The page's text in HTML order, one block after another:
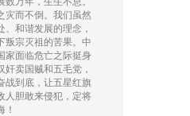
灾而不倒。我们虽然
、和谐发展的理念，
叛宗灭祖的苦果。中
家面临危亡之际挺身
奸卖国贼和五毛党，
战到底，让五星红旗
人胆敢来侵犯，定将
！